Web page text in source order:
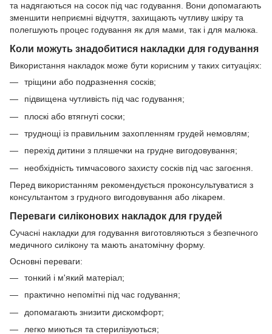
та надягаються на сосок під час годування. Вони допомагають
зменшити неприємні відчуття, захищають чутливу шкіру та
полегшують процес годування як для мами, так і для малюка.
Коли можуть знадобитися накладки для годування
Використання накладок може бути корисним у таких ситуаціях:
тріщини або подразнення сосків;
підвищена чутливість під час годування;
плоскі або втягнуті соски;
труднощі із правильним захопленням грудей немовлям;
перехід дитини з пляшечки на грудне вигодовування;
необхідність тимчасового захисту сосків під час загоєння.
Перед використанням рекомендується проконсультуватися з
консультантом з грудного вигодовування або лікарем.
Переваги силіконових накладок для грудей
Сучасні накладки для годування виготовляються з безпечного
медичного силікону та мають анатомічну форму.
Основні переваги:
тонкий і м'який матеріал;
практично непомітні під час годування;
допомагають знизити дискомфорт;
легко миються та стерилізуються;